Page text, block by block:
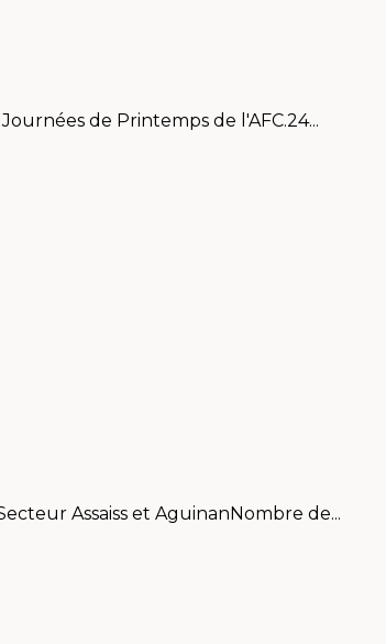
de Printemps de l'AFC.24...
Assaiss et AguinanNombre de...